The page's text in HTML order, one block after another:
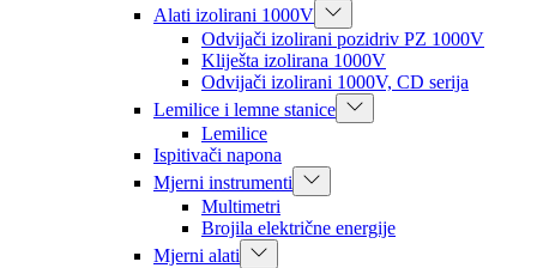
Alati izolirani 1000V
Odvijači izolirani pozidriv PZ 1000V
Kliješta izolirana 1000V
Odvijači izolirani 1000V, CD serija
Lemilice i lemne stanice
Lemilice
Ispitivači napona
Mjerni instrumenti
Multimetri
Brojila električne energije
Mjerni alati